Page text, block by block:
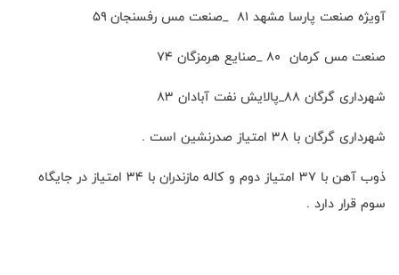
آویژه صنعت پارسا مشهد ۸۱ _صنعت مس رفسنجان ۵۹
صنعت مس کرمان ۸۰ _صنایع هرمزگان ۷۴
شهرداری گرگان ۸۸_پالایش نفت آبادان ۸۳
شهرداری گرگان با ۳۸ امتیاز صدرنشین است .
ذوب آهن با ۳۷ امتیاز دوم و کاله مازندران با ۳۴ امتیاز در جایگاه
سوم قرار دارد .